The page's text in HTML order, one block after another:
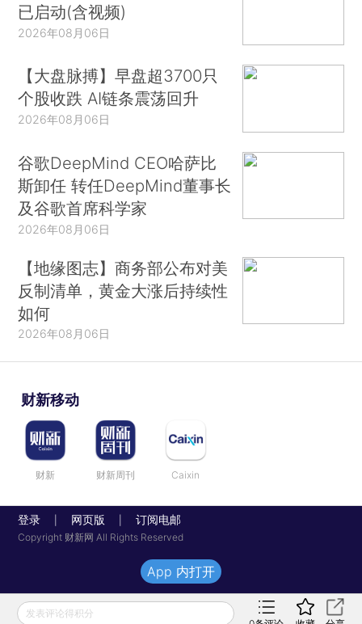
已启动(含视频)
2026年08月06日
【大盘脉搏】早盘超3700只
个股收跌 AI链条震荡回升
2026年08月06日
谷歌DeepMind CEO哈萨比
斯卸任 转任DeepMind董事长
及谷歌首席科学家
2026年08月06日
【地缘图志】商务部公布对美
反制清单，黄金大涨后持续性
如何
2026年08月06日
财新移动
财新 财新周刊 Caixin
登录 网页版 订阅电邮
Copyright 财新网 All Rights Reserved
发表评论得积分
App 内打开